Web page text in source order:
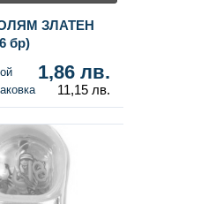
ЗЛАТЕН
бр)
1,86 лв.
11,15 лв.